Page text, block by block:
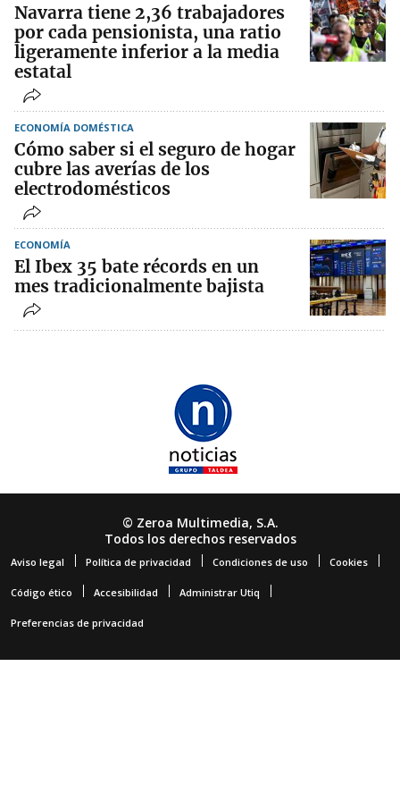
Navarra tiene 2,36 trabajadores
por cada pensionista, una ratio
ligeramente inferior a la media
estatal
ECONOMÍA DOMÉSTICA
Cómo saber si el seguro de hogar
cubre las averías de los
electrodomésticos
ECONOMÍA
El Ibex 35 bate récords en un
mes tradicionalmente bajista
© Zeroa Multimedia, S.A.
Todos los derechos reservados
Aviso legal Política de privacidad Condiciones de uso Cookies
Código ético Accesibilidad Administrar Utiq
Preferencias de privacidad